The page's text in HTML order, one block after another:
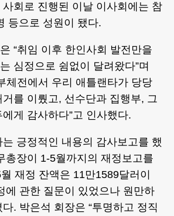
회로 진행된 이날 이사회에는 참
등으로 성원이 됐다.
“취임 이후 한인사회 발전만을
심정으로 쉼없이 달려왔다”며
체전에서 우리 애틀랜타가 당당
를 이뤘고, 선수단과 집행부, 그
게 감사하다”고 인사했다.
긍정적인 내용의 감사보고를 했
총장이 1-5월까지의 재정보고를
재정 잔액은 11만1589달러이
에 관한 질문이 있었으나 원만하
. 박은석 회장은 “투명하고 정직